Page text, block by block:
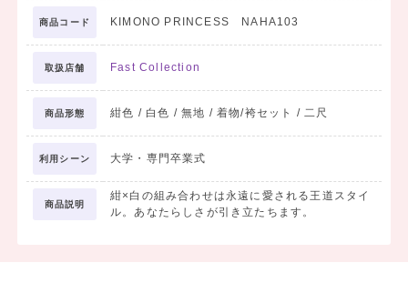
商品コード KIMONO PRINCESS NAHA103
取扱店舗 Fast Collection
商品形態 紺色 / 白色 / 無地 / 着物/袴セット / 二尺
利用シーン 大学・専門卒業式
商品説明
紺×白の組み合わせは永遠に愛される王道スタイ
ル。あなたらしさが引き立たちます。